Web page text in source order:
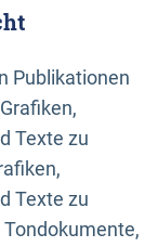
Publikationen
Texte zu
Texte zu